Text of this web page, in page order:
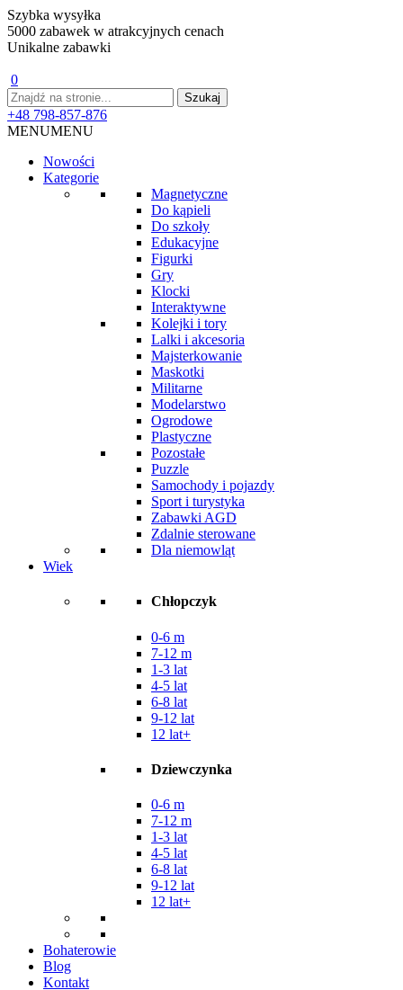
Szybka wysyłka
5000 zabawek w atrakcyjnych cenach
Unikalne zabawki
0
+48 798-857-876
MENUMENU
Nowości
Kategorie
Magnetyczne
Do kąpieli
Do szkoły
Edukacyjne
Figurki
Gry
Klocki
Interaktywne
Kolejki i tory
Lalki i akcesoria
Majsterkowanie
Maskotki
Militarne
Modelarstwo
Ogrodowe
Plastyczne
Pozostałe
Puzzle
Samochody i pojazdy
Sport i turystyka
Zabawki AGD
Zdalnie sterowane
Dla niemowląt
Wiek
Chłopczyk
0-6 m
7-12 m
1-3 lat
4-5 lat
6-8 lat
9-12 lat
12 lat+
Dziewczynka
0-6 m
7-12 m
1-3 lat
4-5 lat
6-8 lat
9-12 lat
12 lat+
Bohaterowie
Blog
Kontakt